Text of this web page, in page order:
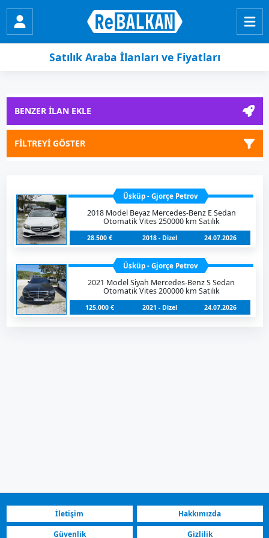
Satılık Araba İlanları ve Fiyatları
BENZER İLAN EKLE
FİLTREYİ GÖSTER
Üsküp - Gjorçe Petrov
2018 Model Beyaz Mercedes-Benz E Sedan
Otomatik Vites 250000 km Satılık
28.500 € 2018 - Dizel 24.07.2026
Üsküp - Gjorçe Petrov
2021 Model Siyah Mercedes-Benz S Sedan
Otomatik Vites 200000 km Satılık
125.000 € 2021 - Dizel 24.07.2026
İletişim
Hakkımızda
Güvenlik
Gizlilik